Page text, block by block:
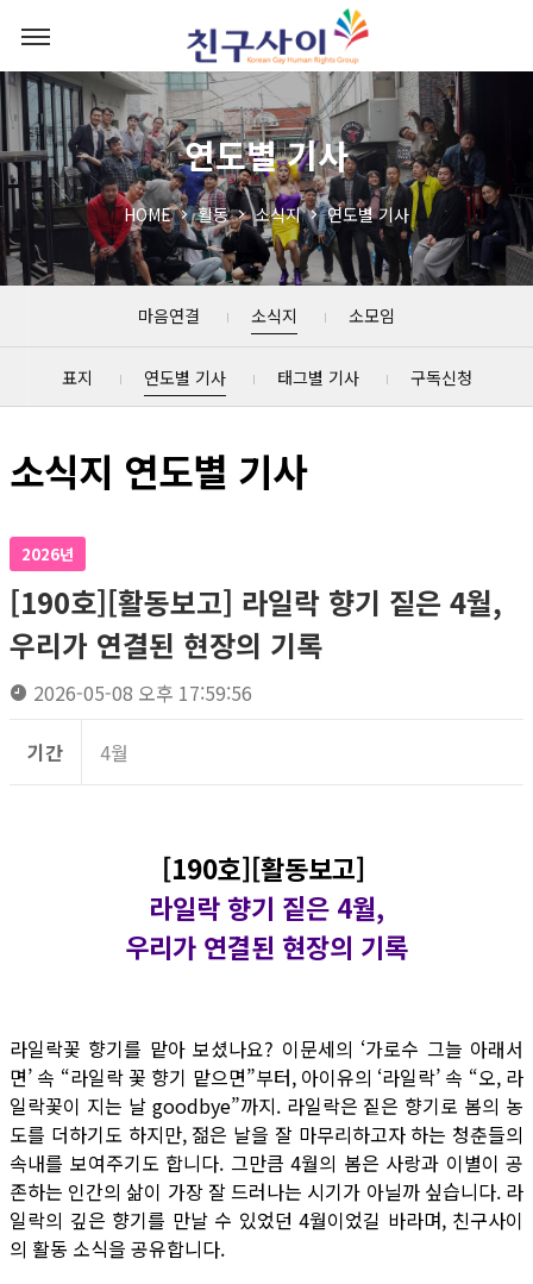
연도별 기사
HOME 활동 소식지 연도별 기사
마음연결 소식지 소모임
표지 연도별 기사 태그별 기사 구독신청
소식지 연도별 기사
2026년
[190호][활동보고] 라일락 향기 짙은 4월,
우리가 연결된 현장의 기록
2026-05-08 오후 17:59:56
기간 4월
[190호][활동보고]
라일락 향기 짙은 4월,
우리가 연결된 현장의 기록
라일락꽃 향기를 맡아 보셨나요? 이문세의 ‘가로수 그늘 아래서
면’ 속 “라일락 꽃 향기 맡으면”부터, 아이유의 ‘라일락’ 속 “오, 라
일락꽃이 지는 날 goodbye”까지. 라일락은 짙은 향기로 봄의 농
도를 더하기도 하지만, 젊은 날을 잘 마무리하고자 하는 청춘들의
속내를 보여주기도 합니다. 그만큼 4월의 봄은 사랑과 이별이 공
존하는 인간의 삶이 가장 잘 드러나는 시기가 아닐까 싶습니다. 라
일락의 깊은 향기를 만날 수 있었던 4월이었길 바라며, 친구사이
의 활동 소식을 공유합니다.